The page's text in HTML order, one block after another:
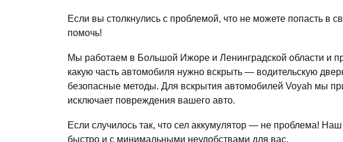
Если вы столкнулись с проблемой, что не можете попасть в
помочь!
Мы работаем в Большой Ижоре и Ленинградской области и
какую часть автомобиля нужно вскрыть — водительскую
безопасные методы. Для вскрытия автомобилей Voyah мы
исключает повреждения вашего авто.
Если случилось так, что сел аккумулятор — не проблема!
быстро и с минимальными неудобствами для вас.